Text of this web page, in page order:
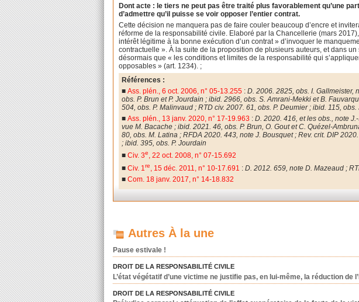
Dont acte : le tiers ne peut pas être traité plus favorablement qu’une
d’admettre qu’il puisse se voir opposer l’entier contrat.
Cette décision ne manquera pas de faire couler beaucoup d’encre et
réforme de la responsabilité civile. Elaboré par la Chancellerie (mars
intérêt légitime à la bonne exécution d’un contrat » d’invoquer le
contractuelle ». À la suite de la proposition de plusieurs auteurs, et dans
désormais que « les conditions et limites de la responsabilité qui
opposables » (art. 1234). ;
Références :
■Ass. plén., 6 oct. 2006, n° 05-13.255 :D. 2006. 2825, obs. I. Gallmeister,
obs.P. Brun et P. Jourdain ; ibid. 2966, obs. S. Amrani-Mekki et B.
504, obs. P. Malinvaud ; RTD civ. 2007. 61, obs.P. Deumier ; ibid. 115,
■Ass. plén., 13 janv. 2020, n° 17-19.963 :D. 2020. 416, et les obs., note
vue M. Bacache ; ibid. 2021. 46, obs. P. Brun, O. Gout et C. Quézel-
80, obs. M. Latina ; RFDA 2020. 443, note J. Bousquet ; Rev. crit. DIP
; ibid. 395, obs. P. Jourdain
■Civ. 3e, 22 oct. 2008, n° 07-15.692
■Civ. 1re, 15 déc. 2011, n° 10-17.691 :D. 2012. 659, note D. Mazeaud ;
■Com. 18 janv. 2017, n° 14-18.832
Autres À la une
Pause estivale !
DROIT DE LA RESPONSABILITÉ CIVILE
L’état végétatif d’une victime ne justifie pas, en lui-même, la réduction de
DROIT DE LA RESPONSABILITÉ CIVILE